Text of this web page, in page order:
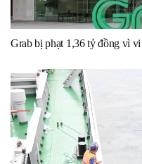
Grab bị phạt 1,36 tỷ đồng vì